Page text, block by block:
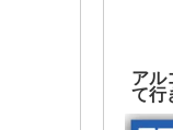
アル
て行